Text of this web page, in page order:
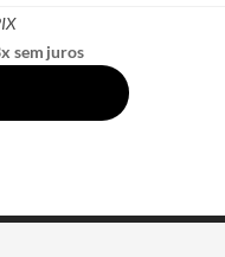
sem juros